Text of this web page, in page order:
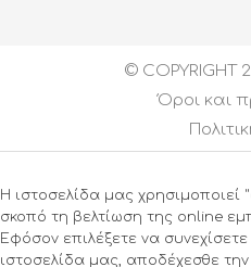
© COPYRIGHT
Όροι και
Η ιστοσελίδα μας χρησιμοποιεί
σκοπό τη βελτίωση της online
Εφόσον επιλέξετε να
ιστοσελίδα μας, αποδέχεσθε